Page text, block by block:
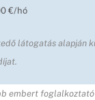
€/hó
látogatás alapján
embert